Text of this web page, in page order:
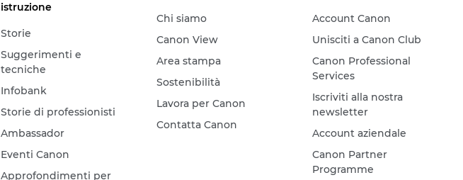
istruzione
Storie
Suggerimenti e
tecniche
Infobank
Storie di professionisti
Ambassador
Eventi Canon
Approfondimenti per
Chi siamo
Canon View
Area stampa
Sostenibilità
Lavora per Canon
Contatta Canon
Account Canon
Unisciti a Canon Club
Canon Professional
Services
Iscriviti alla nostra
newsletter
Account aziendale
Canon Partner
Programme